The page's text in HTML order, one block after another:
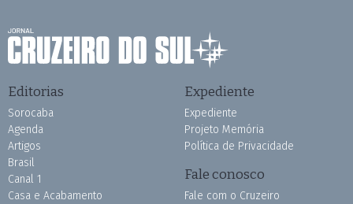
Editorias
Sorocaba
Agenda
Artigos
Brasil
Canal 1
Casa e Acabamento
Expediente
Expediente
Projeto Memória
Política de Privacidade
Fale conosco
Fale com o Cruzeiro